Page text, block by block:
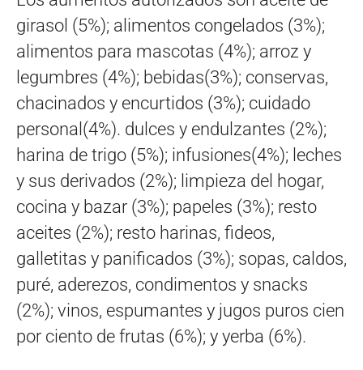
girasol (5%); alimentos congelados (3%);
alimentos para mascotas (4%); arroz y
legumbres (4%); bebidas(3%); conservas,
chacinados y encurtidos (3%); cuidado
personal(4%). dulces y endulzantes (2%);
harina de trigo (5%); infusiones(4%); leches
y sus derivados (2%); limpieza del hogar,
cocina y bazar (3%); papeles (3%); resto
aceites (2%); resto harinas, fideos,
galletitas y panificados (3%); sopas, caldos,
puré, aderezos, condimentos y snacks
(2%); vinos, espumantes y jugos puros cien
por ciento de frutas (6%); y yerba (6%).